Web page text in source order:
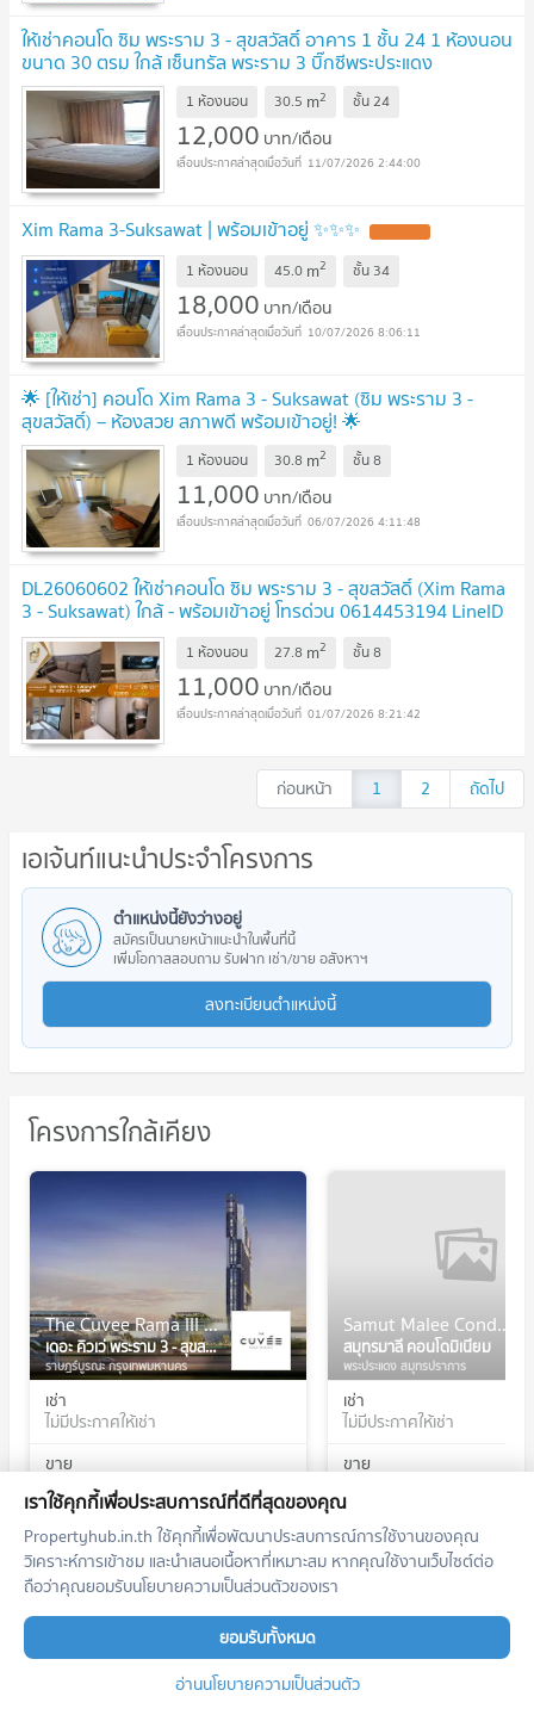
ให้เช่าคอนโด ซิม พระราม 3 - สุขสวัสดิ์ อาคาร 1 ชั้น 24 1 ห้องนอน
ขนาด 30 ตรม ใกล้ เซ็นทรัล พระราม 3 บิ๊กซีพระประแดง
1 ห้องนอน 30.5 m2 ชั้น24
12,000 บาท/เดือน
11/07/2026 2:44:00
Xim Rama 3-Suksawat | พร้อมเข้าอยู่ ✨✨✨
1 ห้องนอน 45.0 m2 ชั้น 34
18,000 บาท/เดือน
10/07/2026 8:06:11
🌟 [ให้เช่า] คอนโด Xim Rama 3 - Suksawat (ซิม พระราม 3 -
สุขสวัสดิ์) – ห้องสวย สภาพดี พร้อมเข้าอยู่! 🌟
1 ห้องนอน 30.8 m2 ชั้น8
11,000 บาท/เดือน
06/07/2026 4:11:48
DL26060602 ให้เช่าคอนโด ซิม พระราม 3 - สุขสวัสดิ์ (Xim Rama
3 - Suksawat) ใกล้ - พร้อมเข้าอยู่ โทรด่วน 0614453194 LineID
@952jdxxk
1 ห้องนอน 27.8 m2 ชั้น8
11,000 บาท/เดือน
01/07/2026 8:21:42
ก่อนหน้า 1 2 ถัดไป
เอเจ้นท์แนะนำประจำโครงการ
ตำแหน่งนี้ยังว่างอยู่
สมัครเป็นนายหน้าแนะนำในพื้นที่นี้
เพิ่มโอกาสสอบถาม รับฝาก เช่า/ขาย อสังหาฯ
ลงทะเบียนตำแหน่งนี้
โครงการใกล้เคียง
The Cuvee Rama III - Suksawat
เดอะ คิวเว่ พระราม 3 - สุขสวัสดิ์
ราษฎร์บูรณะ กรุงเทพมหานคร
เช่า
ไม่มีประกาศให้เช่า
ขาย
ไม่มีประกาศขาย
Samut Malee Condominium
สมุทรมาลี คอนโดมิเนียม
พระประแดง สมุทรปราการ
เช่า
ไม่มีประกาศให้เช่า
ขาย
ทำเลใกล้เคียง
รถไฟฟ้า
เราใช้คุกกี้เพื่อประสบการณ์ที่ดีที่สุดของคุณ
Propertyhub.in.th ใช้คุกกี้เพื่อพัฒนาประสบการณ์การใช้งานของคุณ
วิเคราะห์การเข้าชม และนำเสนอเนื้อหาที่เหมาะสม หากคุณใช้งานเว็บไซต์ต่อ
ถือว่าคุณยอมรับนโยบายความเป็นส่วนตัวของเรา
ยอมรับทั้งหมด
อ่านนโยบายความเป็นส่วนตัว